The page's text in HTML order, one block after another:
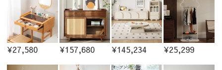
¥27,580 ¥157,680 ¥145,234 ¥25,299